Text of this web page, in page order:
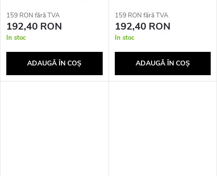
159 RON fără TVA
192,40 RON
In stoc
ADAUGĂ ÎN COŞ
159 RON fără TVA
192,40 RON
In stoc
ADAUGĂ ÎN COŞ